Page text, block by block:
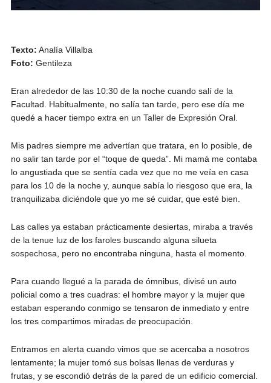
Texto: Analía Villalba
Foto: Gentileza
Eran alrededor de las 10:30 de la noche cuando salí de la
Facultad. Habitualmente, no salía tan tarde, pero ese día me
quedé a hacer tiempo extra en un Taller de Expresión Oral.
Mis padres siempre me advertían que tratara, en lo posible, de
no salir tan tarde por el “toque de queda”. Mi mamá me contaba
lo angustiada que se sentía cada vez que no me veía en casa
para los 10 de la noche y, aunque sabía lo riesgoso que era, la
tranquilizaba diciéndole que yo me sé cuidar, que esté bien.
Las calles ya estaban prácticamente desiertas, miraba a través
de la tenue luz de los faroles buscando alguna silueta
sospechosa, pero no encontraba ninguna, hasta el momento.
Para cuando llegué a la parada de ómnibus, divisé un auto
policial como a tres cuadras: el hombre mayor y la mujer que
estaban esperando conmigo se tensaron de inmediato y entre
los tres compartimos miradas de preocupación.
Entramos en alerta cuando vimos que se acercaba a nosotros
lentamente; la mujer tomó sus bolsas llenas de verduras y
frutas, y se escondió detrás de la pared de un edificio comercial.